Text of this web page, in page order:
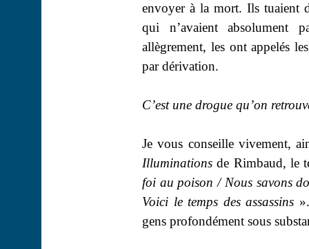
envoyer à la mort. Ils tuaient
qui n’avaient
allègrement, les ont appelés
par dérivation.
C’est une drogue qu’on
Je vous conseille vivement,
Illuminations de Rimbaud, le
foi au poison / Nous savons
Voici le temps des assassins
gens profondément sous